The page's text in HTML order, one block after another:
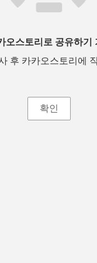
오스토리로 공유하기
후 카카오스토리에
확인